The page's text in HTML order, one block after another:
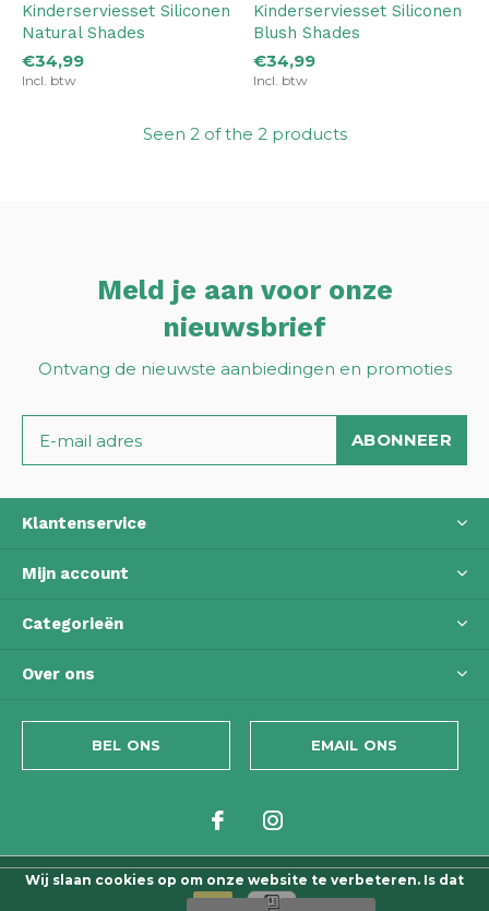
Kinderserviesset Siliconen
Natural Shades
€34,99
Incl. btw
Kinderserviesset Siliconen
Blush Shades
€34,99
Incl. btw
Seen 2 of the 2 products
Meld je aan voor onze
nieuwsbrief
Ontvang de nieuwste aanbiedingen en promoties
ABONNEER
Klantenservice
Mijn account
Categorieën
Over ons
BEL ONS EMAIL ONS
Wij slaan cookies op om onze website te verbeteren. Is dat